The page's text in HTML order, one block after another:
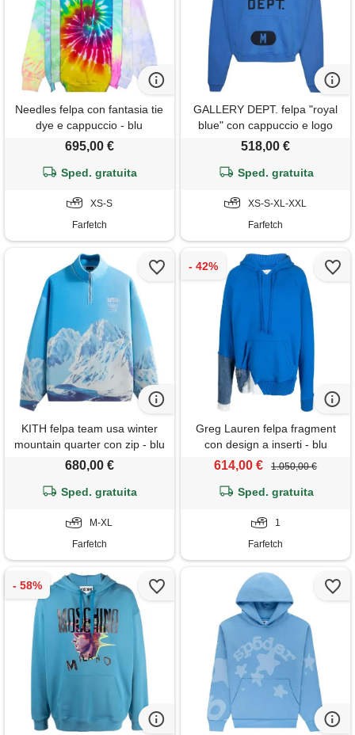
Needles felpa con fantasia tie
dye e cappuccio - blu
695,00 €
Sped. gratuita
XS-S
Farfetch
GALLERY DEPT. felpa "royal
blue" con cappuccio e logo
guanti da boxe
518,00 €
Sped. gratuita
XS-S-XL-XXL
Farfetch
KITH felpa team usa winter
mountain quarter con zip - blu
680,00 €
Sped. gratuita
M-XL
Farfetch
Greg Lauren felpa fragment
con design a inserti - blu
614,00 € 1.050,00 €
Sped. gratuita
1
Farfetch